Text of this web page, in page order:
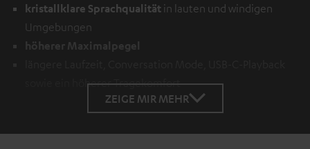
kristallklare Sprachqualität in lauten und windigen
Umgebungen
höherer Maximalpegel
sowie ein höherer Tragekomfort
ZEIGE MIR MEHR